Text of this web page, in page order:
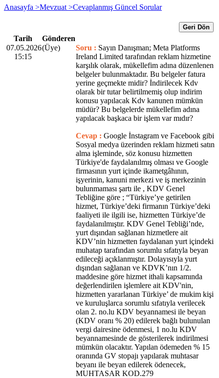
Anasayfa >Mevzuat >Cevaplanmış Güncel Sorular
Geri Dön
Tarih
Gönderen
07.05.2026
15:15
(Üye) Soru : Sayın Danışman; Meta Platforms
Ireland Limited tarafından reklam hizmetine
karşılık olarak, mükellefim adına düzenlenen
belgeler bulunmaktadır. Bu belgeler fatura
yerine geçmekte midir? İndirilecek Kdv
olarak bir tutar belirtilmemiş olup indirim
konusu yapılacak Kdv kanunen mümkün
müdür? Bu belgelerde mükellefim adına
yapılacak başkaca bir işlem var mıdır?
Cevap : Google İnstagram ve Facebook gibi
Sosyal medya üzerinden reklam hizmeti satın
alma işleminde, söz konusu hizmetten
Türkiye'de faydalanılmış olması ve Google
firmasının yurt içinde ikametgâhının,
işyerinin, kanuni merkezi ve iş merkezinin
bulunmaması şartı ile , KDV Genel
Tebliğine göre ; “Türkiye’ye getirilen
hizmet, Türkiye’deki firmanın Türkiye’deki
faaliyeti ile ilgili ise, hizmetten Türkiye’de
faydalanılmıştır. KDV Genel Tebliği’nde,
yurt dışından sağlanan hizmetlere ait
KDV’nin hizmetten faydalanan yurt içindeki
muhatap tarafından sorumlu sıfatıyla beyan
edileceği açıklanmıştır. Dolayısıyla yurt
dışından sağlanan ve KDVK’nın 1/2.
maddesine göre hizmet ithali kapsamında
değerlendirilen işlemlere ait KDV'nin,
hizmetten yararlanan Türkiye’ de mukim kişi
ve kuruluşlarca sorumlu sıfatıyla verilecek
olan 2. no.lu KDV beyannamesi ile beyan
(KDV oranı % 20) edilerek bağlı bulunulan
vergi dairesine ödenmesi, 1 no.lu KDV
beyannamesinde de gösterilerek indirilmesi
mümkün olacaktır. Yapılan ödemeden % 15
oranında GV stopajı yapılarak muhtasar
beyanı ile beyan edilerek ödenecek,
MUHTASAR KOD.279